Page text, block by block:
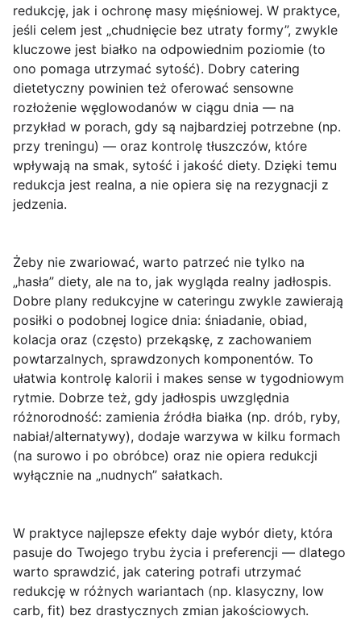
redukcję, jak i ochronę masy mięśniowej. W praktyce,
jeśli celem jest „chudnięcie bez utraty formy”, zwykle
kluczowe jest białko na odpowiednim poziomie (to
ono pomaga utrzymać sytość). Dobry catering
dietetyczny powinien też oferować sensowne
rozłożenie węglowodanów w ciągu dnia — na
przykład w porach, gdy są najbardziej potrzebne (np.
przy treningu) — oraz kontrolę tłuszczów, które
wpływają na smak, sytość i jakość diety. Dzięki temu
redukcja jest realna, a nie opiera się na rezygnacji z
jedzenia.
Żeby nie zwariować, warto patrzeć nie tylko na
„hasła” diety, ale na to, jak wygląda realny jadłospis.
Dobre plany redukcyjne w cateringu zwykle zawierają
posiłki o podobnej logice dnia: śniadanie, obiad,
kolacja oraz (często) przekąskę, z zachowaniem
powtarzalnych, sprawdzonych komponentów. To
ułatwia kontrolę kalorii i makes sense w tygodniowym
rytmie. Dobrze też, gdy jadłospis uwzględnia
różnorodność: zamienia źródła białka (np. drób, ryby,
nabiał/alternatywy), dodaje warzywa w kilku formach
(na surowo i po obróbce) oraz nie opiera redukcji
wyłącznie na „nudnych” sałatkach.
W praktyce najlepsze efekty daje wybór diety, która
pasuje do Twojego trybu życia i preferencji — dlatego
warto sprawdzić, jak catering potrafi utrzymać
redukcję w różnych wariantach (np. klasyczny, low
carb, fit) bez drastycznych zmian jakościowych.